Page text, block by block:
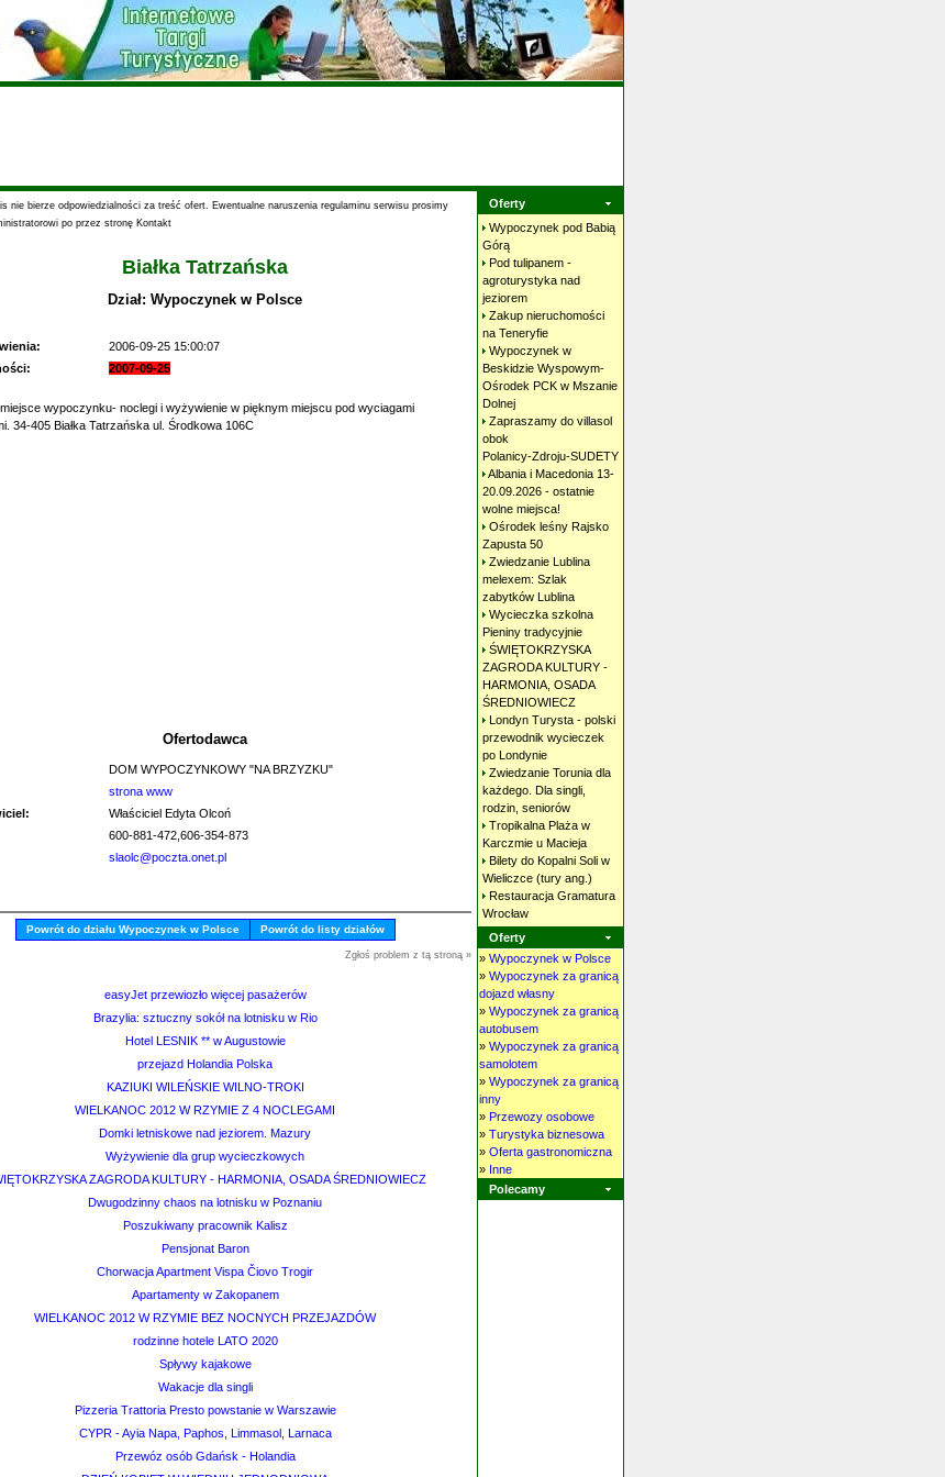
nie bierze odpowiedzialności za treść ofert. Ewentualne naruszenia regulaminu serwisu prosimy
po przez stronę Kontakt
Białka Tatrzańska
Dział: Wypoczynek w Polsce
2006-09-25 15:00:07
2007-09-25
miejsce wypoczynku- noclegi i wyżywienie w pięknym miejscu pod wyciagami
34-405 Białka Tatrzańska ul. Środkowa 106C
Ofertodawca
DOM WYPOCZYNKOWY "NA BRZYZKU"
strona www
Właściciel Edyta Olcoń
600-881-472,606-354-873
slaolc@poczta.onet.pl
Powrót do działu Wypoczynek w Polsce Powrót do listy działów
Zgłoś problem z tą stroną »
easyJet przewiozło więcej pasażerów
Brazylia: sztuczny sokół na lotnisku w Rio
Hotel LESNIK ** w Augustowie
przejazd Holandia Polska
KAZIUKI WILEŃSKIE WILNO-TROKI
WIELKANOC 2012 W RZYMIE Z 4 NOCLEGAMI
Domki letniskowe nad jeziorem. Mazury
Wyżywienie dla grup wycieczkowych
ZAGRODA KULTURY - HARMONIA, OSADA ŚREDNIOWIECZ
Dwugodzinny chaos na lotnisku w Poznaniu
Poszukiwany pracownik Kalisz
Pensjonat Baron
Chorwacja Apartment Vispa Čiovo Trogir
Apartamenty w Zakopanem
WIELKANOC 2012 W RZYMIE BEZ NOCNYCH PRZEJAZDÓW
rodzinne hotele LATO 2020
Spływy kajakowe
Wakacje dla singli
Pizzeria Trattoria Presto powstanie w Warszawie
CYPR - Ayia Napa, Paphos, Limmasol, Larnaca
Przewóz osób Gdańsk - Holandia
Oferty
Wypoczynek pod Babią
Górą
Pod tulipanem -
agroturystyka nad
jeziorem
Zakup nieruchomości
na Teneryfie
Wypoczynek w
Beskidzie Wyspowym-
Ośrodek PCK w Mszanie
Dolnej
Zapraszamy do villasol
obok
Polanicy-Zdroju-SUDETY
Albania i Macedonia 13-
20.09.2026 - ostatnie
wolne miejsca!
Ośrodek leśny Rajsko
Zapusta 50
Zwiedzanie Lublina
melexem: Szlak
zabytków Lublina
Wycieczka szkolna
Pieniny tradycyjnie
ŚWIĘTOKRZYSKA
ZAGRODA KULTURY -
HARMONIA, OSADA
ŚREDNIOWIECZ
Londyn Turysta - polski
przewodnik wycieczek
po Londynie
Zwiedzanie Torunia dla
każdego. Dla singli,
rodzin, seniorów
Tropikalna Plaża w
Karczmie u Macieja
Bilety do Kopalni Soli w
Wieliczce (tury ang.)
Restauracja Gramatura
Wrocław
Oferty
» Wypoczynek w Polsce
» Wypoczynek za granicą
dojazd własny
» Wypoczynek za granicą
autobusem
» Wypoczynek za granicą
samolotem
» Wypoczynek za granicą
inny
» Przewozy osobowe
» Turystyka biznesowa
» Oferta gastronomiczna
» Inne
Polecamy